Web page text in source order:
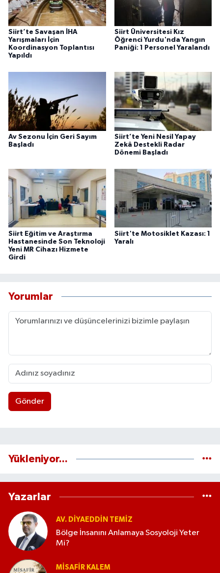
Siirt’te Savaşan İHA
Yarışmaları İçin
Koordinasyon Toplantısı
Yapıldı
Siirt Üniversitesi Kız
Öğrenci Yurdu'nda Yangın
Paniği: 1 Personel Yaralandı
Av Sezonu İçin Geri Sayım
Başladı
Siirt’te Yeni Nesil Yapay
Zekâ Destekli Radar
Dönemi Başladı
Siirt Eğitim ve Araştırma
Hastanesinde Son Teknoloji
Yeni MR Cihazı Hizmete
Girdi
Siirt'te Motosiklet Kazası: 1
Yaralı
Yorumlar
Gönder
Yükleniyor...
Yazarlar
AV. DIYAEDDIN TEMIZ
Bölge İnsanını Anlamaya Sosyoloji Yeter
Mi?
MISAFIR KALEM